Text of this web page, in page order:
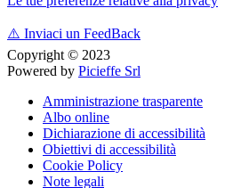
⚠️ Inviaci un FeedBack
Copyright © 2023
Powered by Picieffe Srl
Amministrazione trasparente
Albo online
Dichiarazione di accessibilità
Obiettivi di accessibilità
Cookie Policy
Note legali